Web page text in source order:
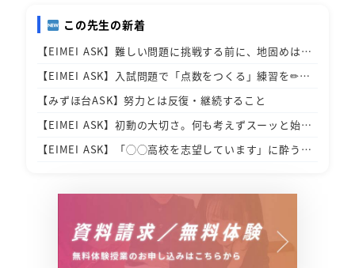
この先生の新着
【EIMEI ASK】難しい問題に挑戦する前に、地固めは…
【EIMEI ASK】入試問題で「点数をつくる」練習を✏…
【みずほ台ASK】努力とは反復・継続すること
【EIMEI ASK】初動の大切さ。何も考えずスーッと始…
【EIMEI ASK】「◯◯高校を志望しています」に酔う…